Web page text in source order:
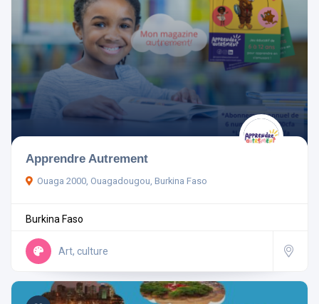
Apprendre Autrement
Ouaga 2000, Ouagadougou, Burkina Faso
Burkina Faso
Art, culture